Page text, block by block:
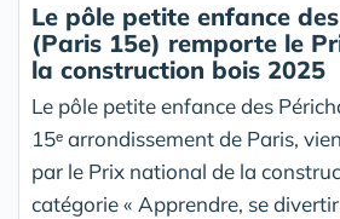
Le pôle petite enfance
(Paris 15e) remporte le
la construction bois 2025
Le pôle petite enfance des
15ᵉ arrondissement de Paris,
par le Prix national de la
catégorie « Apprendre, se divertir